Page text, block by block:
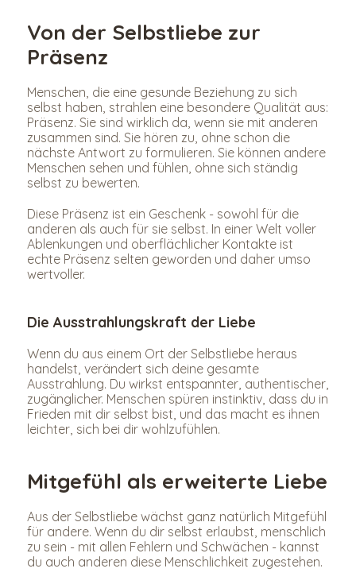
Von der Selbstliebe zur
Präsenz
Menschen, die eine gesunde Beziehung zu sich
selbst haben, strahlen eine besondere Qualität aus:
Präsenz. Sie sind wirklich da, wenn sie mit anderen
zusammen sind. Sie hören zu, ohne schon die
nächste Antwort zu formulieren. Sie können andere
Menschen sehen und fühlen, ohne sich ständig
selbst zu bewerten.
Diese Präsenz ist ein Geschenk - sowohl für die
anderen als auch für sie selbst. In einer Welt voller
Ablenkungen und oberflächlicher Kontakte ist
echte Präsenz selten geworden und daher umso
wertvoller.
Die Ausstrahlungskraft der Liebe
Wenn du aus einem Ort der Selbstliebe heraus
handelst, verändert sich deine gesamte
Ausstrahlung. Du wirkst entspannter, authentischer,
zugänglicher. Menschen spüren instinktiv, dass du in
Frieden mit dir selbst bist, und das macht es ihnen
leichter, sich bei dir wohlzufühlen.
Mitgefühl als erweiterte Liebe
Aus der Selbstliebe wächst ganz natürlich Mitgefühl
für andere. Wenn du dir selbst erlaubst, menschlich
zu sein - mit allen Fehlern und Schwächen - kannst
du auch anderen diese Menschlichkeit zugestehen.